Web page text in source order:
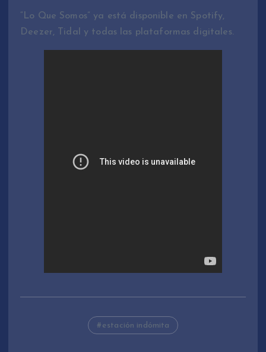
“Lo Que Somos” ya está disponible en Spotify,
Deezer, Tidal y todas las plataformas digitales.
estación indómita